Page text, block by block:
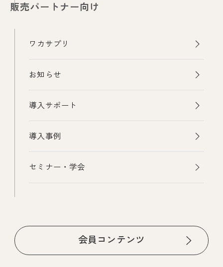
販売パートナー向け
ワカサプリ
お知らせ
導入サポート
導入事例
セミナー・学会
会員コンテンツ